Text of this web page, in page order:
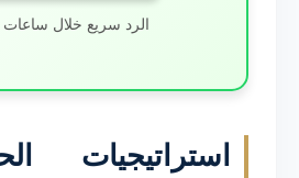
الرد سريع خلال ساعات
استراتيجيات